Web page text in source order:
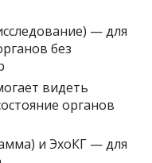
— для
без
видеть
органов
и ЭхоКГ — для